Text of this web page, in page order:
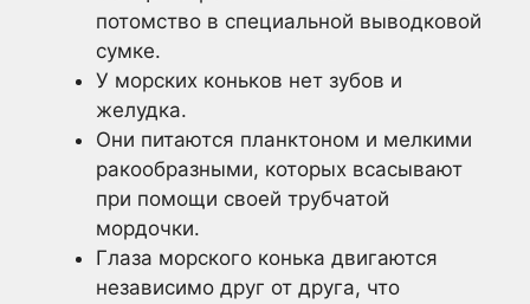
потомство в специальной выводковой
сумке.
У морских коньков нет зубов и
желудка.
Они питаются планктоном и мелкими
ракообразными, которых всасывают
при помощи своей трубчатой
мордочки.
Глаза морского конька двигаются
независимо друг от друга, что